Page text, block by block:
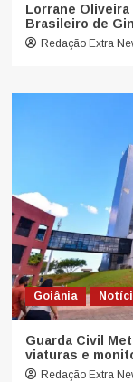
Lorrane
Brasileiro de
Redação Extra
Goiânia
Guarda Civil
viaturas e
Redação Extra